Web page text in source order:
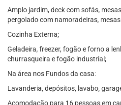
Amplo jardim, deck com sofás,
pergolado com namoradeiras,
Cozinha Externa;
Geladeira, freezer, fogão e forno a
churrasqueira e fogão industrial;
Na área nos Fundos da casa:
Lavanderia, depósitos, lavabo,
Acomodação para 16 pessoas em